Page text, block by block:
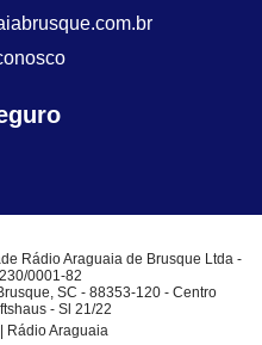
Rádio Araguaia de Brusque Ltda -
0001-82
SC - 88353-120 - Centro
- Sl 21/22
Rádio Araguaia